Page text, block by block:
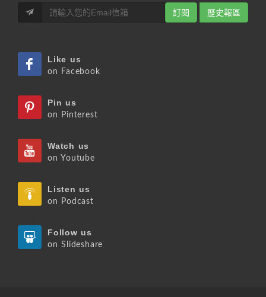
訂閱 歷史報區
Like us
on Facebook
Pin us
on Pinterest
Watch us
on Youtube
Listen us
on Podcast
Follow us
on Slideshare